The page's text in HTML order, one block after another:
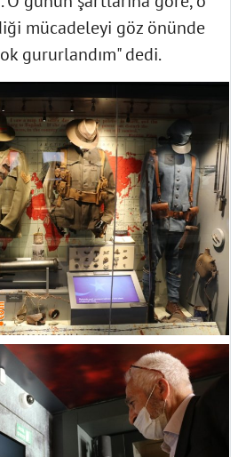
mücadeleyi göz önünde
gururlandım" dedi.